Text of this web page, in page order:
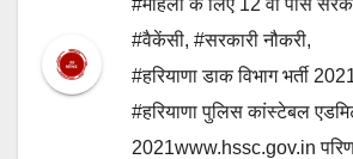
#वैकेंसी, #सरकारी नौकरी,
#हरियाणा डाक विभाग भर्ती
#हरियाणा पुलिस कांस्टेबल
2021www.hssc.gov.in